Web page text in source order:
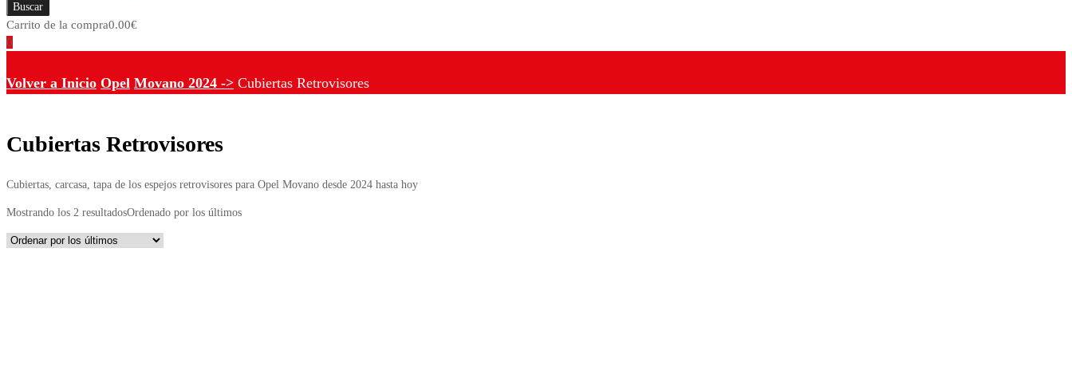
Buscar
Carrito de la compra0.00€
0
Volver a Inicio Opel Movano 2024 -> Cubiertas Retrovisores
Cubiertas Retrovisores
Cubiertas, carcasa, tapa de los espejos retrovisores para Opel Movano desde 2024 hasta hoy
Mostrando los 2 resultadosOrdenado por los últimos